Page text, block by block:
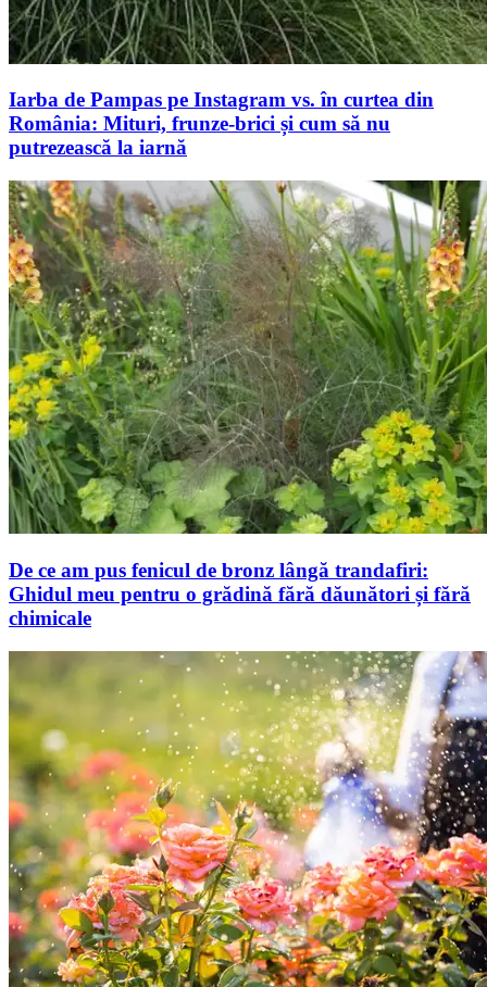
Iarba de Pampas pe Instagram vs. în curtea din
România: Mituri, frunze-brici și cum să nu
putrezească la iarnă
De ce am pus fenicul de bronz lângă trandafiri:
Ghidul meu pentru o grădină fără dăunători și fără
chimicale